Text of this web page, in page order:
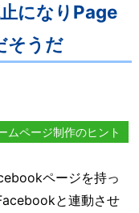
になりPage
そうだ
ムページ制作のヒント
ページを持っ
と連動させ